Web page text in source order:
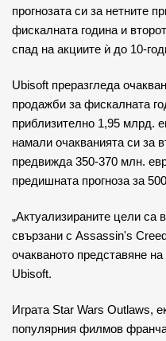
прогнозата си за нетните
фискалната година и
спад на акциите ѝ до 10-
Ubisoft преразгледа
продажби за фискалната
приблизително 1,95 млрд.
намали очакванията си за
предвижда 350-370 млн.
предишната прогноза за
„Актуализираните цели са
свързани с Assassin's
очакваното представяне
Ubisoft.
Играта Star Wars Outlaws,
популярния филмов